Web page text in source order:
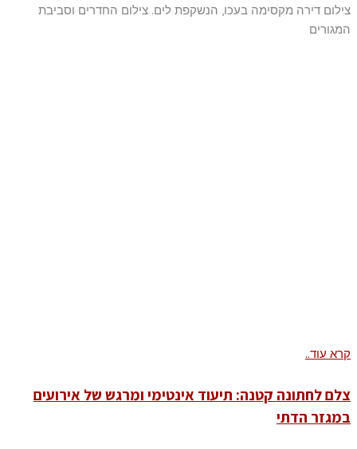
צילום דירה מקסימה בעכו, הנשקפת לים. צילום החדרים וסביבת
המגורים
קרא עוד..
צלם לחתונה קטנה: תיעוד אינטימי ומרגש של אירועים
במגזר הדתי